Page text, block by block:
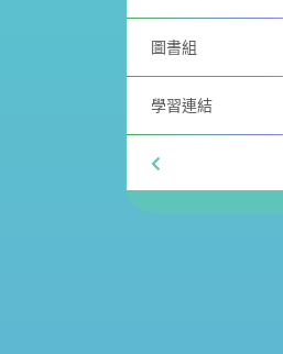
圖書組
學習連結